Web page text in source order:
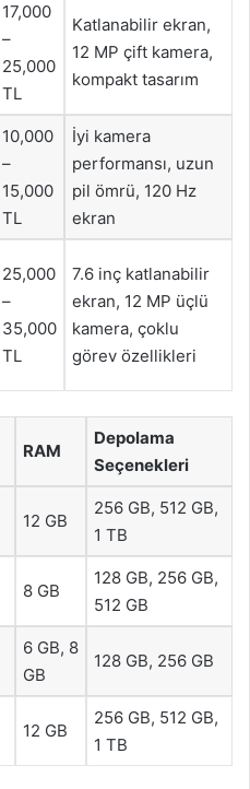
17,000
–
25,000
TL
Katlanabilir ekran,
12 MP çift kamera,
kompakt tasarım
10,000
–
15,000
TL
İyi kamera
performansı, uzun
pil ömrü, 120 Hz
ekran
25,000
–
35,000
TL
7.6 inç katlanabilir
ekran, 12 MP üçlü
kamera, çoklu
görev özellikleri
RAM
Depolama
Seçenekleri
12 GB
256 GB, 512 GB,
1 TB
8 GB
128 GB, 256 GB,
512 GB
6 GB, 8
GB
128 GB, 256 GB
12 GB
256 GB, 512 GB,
1 TB